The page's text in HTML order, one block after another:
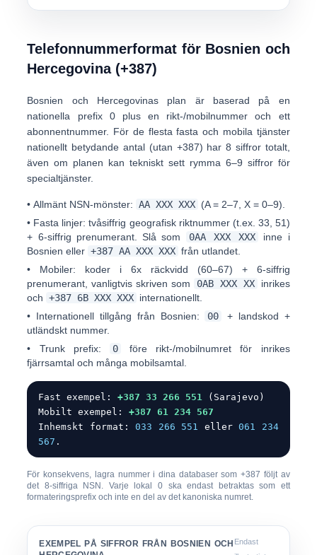
Telefonnummerformat för Bosnien och
Hercegovina (+387)
Bosnien och Hercegovinas plan är baserad på en
nationella prefix 0plus en rikt-/mobilnummer och ett
abonnentnummer. För de flesta fasta och mobila tjänster
nationellt betydande antal (utan +387) har8 siffror totalt,
även om planen kan tekniskt sett rymma 6–9 siffror för
specialtjänster.
•Allmänt NSN-mönster: AA XXX XXX (A = 2–7, X = 0–9).
• Fasta linjer: tvåsiffrig geografisk riktnummer (t.ex. 33, 51)
+ 6-siffrig prenumerant. Slå som
0AA XXX XXX
inne i
Bosnien eller +387 AA XXX XXX från utlandet.
• Mobiler: koder i6x räckvidd (60–67) + 6-siffrig
prenumerant, vanligtvis skriven som
0AB XXX XX
inrikes
och +387 6B XXX XXX internationellt.
• Internationell tillgång från Bosnien: 00
+ landskod +
utländskt nummer.
• Trunk prefix: 0
före rikt-/mobilnumret för inrikes
fjärrsamtal och många mobilsamtal.
Fast exempel:+387 33 266 551 (Sarajevo)
Mobilt exempel:+387 61 234 567
Inhemskt format:033 266 551 eller061 234
567 .
För konsekvens, lagra nummer i dina databaser som+387 följt av
det 8-siffriga NSN . Varje lokal 0 ska endast betraktas som ett
formateringsprefix och inte en del av det kanoniska numret.
EXEMPEL PÅ SIFFROR FRÅN BOSNIEN OCH Endast